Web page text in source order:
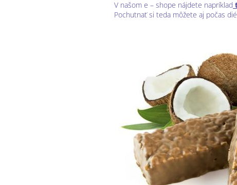
V našom e – shope nájdete napríklad
Pochutnať si teda môžete aj počas